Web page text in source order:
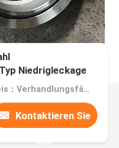
Niedrigleckage
Preis：Verhandlungsfähig
Kontaktieren Sie
uns